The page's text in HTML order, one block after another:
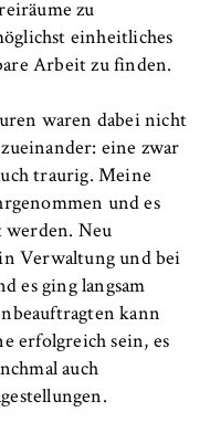
zu
einheitliches
Arbeit zu finden.
waren dabei nicht
eine zwar
traurig. Meine
und es
werden. Neu
Verwaltung und bei
es ging langsam
kann
erfolgreich sein, es
auch